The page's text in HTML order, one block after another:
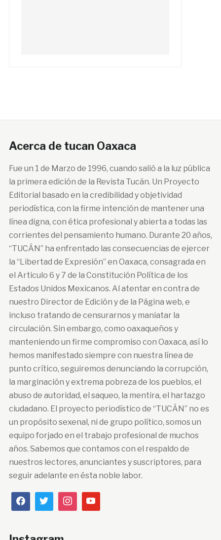
Acerca de tucan Oaxaca
Fue un 1 de Marzo de 1996, cuando salió a la luz pública
la primera edición de la Revista Tucán. Un Proyecto
Editorial basado en la credibilidad y objetividad
periodística, con la firme intención de mantener una
línea digna, con ética profesional y abierta a todas las
corrientes del pensamiento humano. Durante 20 años,
“TUCÁN” ha enfrentado las consecuencias de ejercer
la “Libertad de Expresión” en Oaxaca, consagrada en
el Articulo 6 y 7 de la Constitución Política de los
Estados Unidos Mexicanos. Al atentar en contra de
nuestro Director de Edición y de la Página web, e
incluso tratando de censurarnos y maniatar la
circulación. Sin embargo, como oaxaqueños y
manteniendo un firme compromiso con Oaxaca, así lo
hemos manifestado siempre con nuestra línea de
punto crítico, seguiremos denunciando la corrupción,
la marginación y extrema pobreza de los pueblos, el
abuso de autoridad, el saqueo, la mentira, el hartazgo
ciudadano. El proyecto periodístico de “TUCÁN” no es
un propósito sexenal, ni de grupo político, somos un
equipo forjado en el trabajo profesional de muchos
años. Sabemos que contamos con el respaldo de
nuestros lectores, anunciantes y suscriptores, para
seguir adelante en ésta noble labor.